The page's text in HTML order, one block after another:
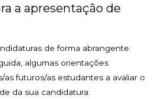
a apresentação de
de forma abrangente.
algumas orientações
as futuros/as estudantes a avaliar o
da sua candidatura: